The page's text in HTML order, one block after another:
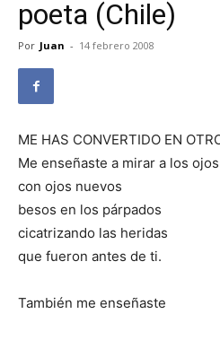
poeta (Chile)
Por Juan - 14 febrero 2008
ME HAS CONVERTIDO EN
Me enseñaste a mirar a los ojos
con ojos nuevos
besos en los párpados
cicatrizando las heridas
que fueron antes de ti.
También me enseñaste